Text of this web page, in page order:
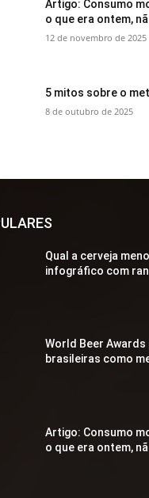
Artigo: Consumo
o que era ontem,
12 de novembro de 2025
5 mitos sobre o
8 de outubro de 2025
Qual a cerveja
infográfico com
World Beer Awards
brasileiras como
Artigo: Consumo
o que era ontem,